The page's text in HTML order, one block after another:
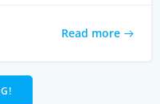
Read more